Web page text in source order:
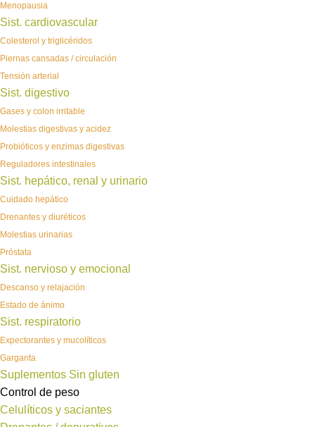
Menopausia
Sist. cardiovascular
Colesterol y triglicéridos
Piernas cansadas / circulación
Tensión arterial
Sist. digestivo
Gases y colon irritable
Molestias digestivas y acidez
Probióticos y enzimas digestivas
Reguladores intestinales
Sist. hepático, renal y urinario
Cuidado hepático
Drenantes y diuréticos
Molestias urinarias
Próstata
Sist. nervioso y emocional
Descanso y relajación
Estado de ánimo
Sist. respiratorio
Expectorantes y mucolíticos
Garganta
Suplementos Sin gluten
Control de peso
Celulíticos y saciantes